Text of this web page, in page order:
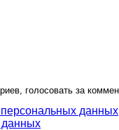
голосовать за
персональных данных
данных